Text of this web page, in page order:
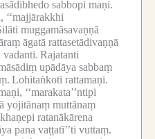
sabbopi maṇi.
muggamāsavaṇṇā
āgatā rattasetādivaṇṇā
vadanti. Rajatanti
upādāya sabbaṃ
Lohitaṅkoti rattamaṇi.
‘‘marakata’’ntipi
yojitānaṃ muttānaṃ
ratanākārena
pana vaṭṭatī’’ti vuttaṃ.